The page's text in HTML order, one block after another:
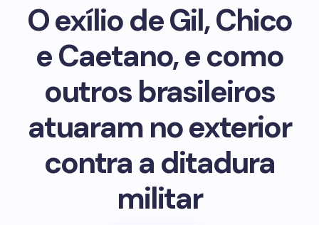
O exílio de Gil, Chico
e Caetano, e como
outros brasileiros
atuaram no exterior
contra a ditadura
militar